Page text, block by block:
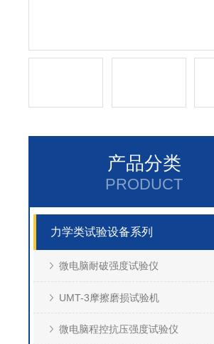
产品分类
PRODUCT
力学类试验设备系列
微电脑耐破强度试验仪
UMT-3摩擦磨损试验机
微电脑程控抗压强度试验仪